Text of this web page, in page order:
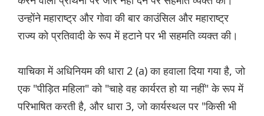
उन्होंने महाराष्ट्र और गोवा की बार काउंसिल और महाराष्ट्र
राज्य को प्रतिवादी के रूप में हटाने पर भी सहमति व्यक्त की।
याचिका में अधिनियम की धारा 2 (a) का हवाला दिया गया है, जो
एक "पीड़ित महिला" को "चाहे वह कार्यरत हो या नहीं" के रूप में
परिभाषित करती है, और धारा 3, जो कार्यस्थल पर "किसी भी